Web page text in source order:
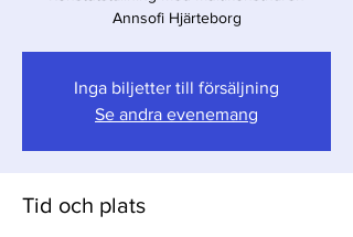
Inga biljetter till försäljning
Se andra evenemang
Tid och plats